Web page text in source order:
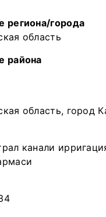
региона/города
область
района
область, город
канали